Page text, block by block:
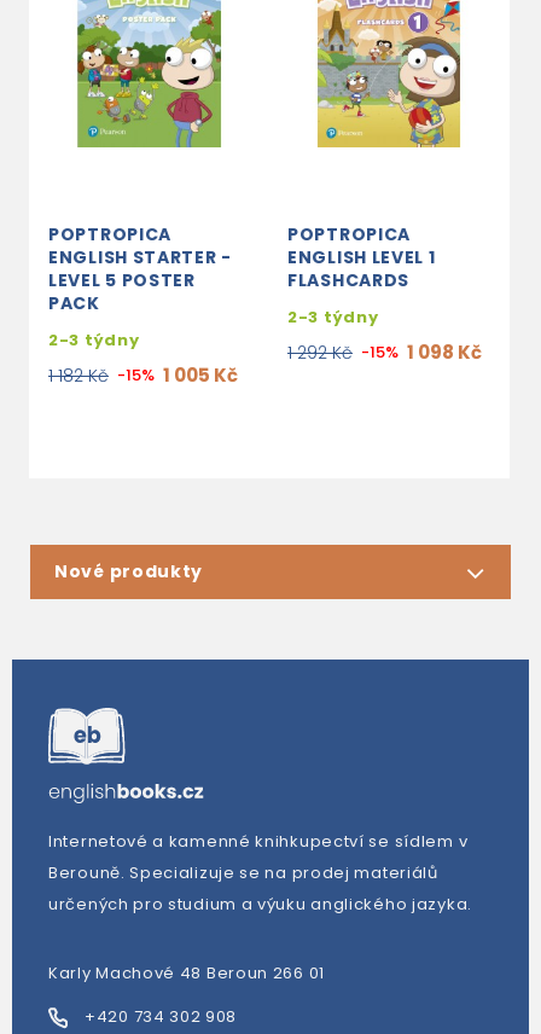
POPTROPICA
ENGLISH STARTER -
LEVEL 5 POSTER
PACK
2-3 týdny
1 182 Kč -15% 1 005 Kč
POPTROPICA
ENGLISH LEVEL 1
FLASHCARDS
2-3 týdny
1 292 Kč -15% 1 098 Kč
Nové produkty
Internetové a kamenné knihkupectví se sídlem v
Berouně. Specializuje se na prodej materiálů
určených pro studium a výuku anglického jazyka.
Karly Machové 48 Beroun 266 01
+420 734 302 908